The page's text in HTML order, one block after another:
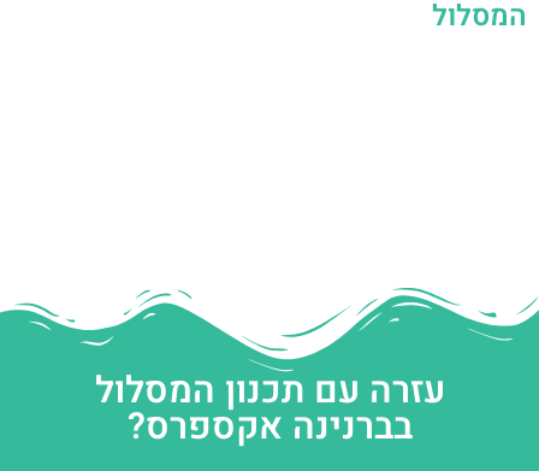
המסלול
עזרה עם תכנון המסלול
בברנינה אקספרס?